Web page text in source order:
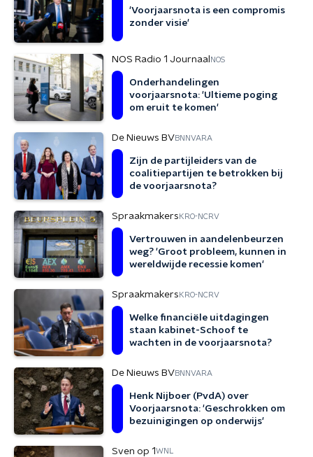
'Voorjaarsnota is een compromis
zonder visie'
NOS Radio 1 Journaal NOS
Onderhandelingen
voorjaarsnota: 'Ultieme poging
om eruit te komen'
De Nieuws BVBNNVARA
Zijn de partijleiders van de
coalitiepartijen te betrokken bij
de voorjaarsnota?
Spraakmakers KRO-NCRV
Vertrouwen in aandelenbeurzen
weg? 'Groot probleem, kunnen in
wereldwijde recessie komen'
Spraakmakers KRO-NCRV
Welke financiële uitdagingen
staan kabinet-Schoof te
wachten in de voorjaarsnota?
De Nieuws BVBNNVARA
Henk Nijboer (PvdA) over
Voorjaarsnota: 'Geschrokken om
bezuinigingen op onderwijs'
Sven op 1WNL